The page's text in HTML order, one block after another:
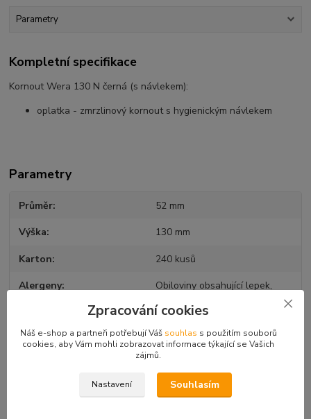
Parametry
Kompletní specifikace
Kornout Wera 130 N černá (s návlekem):
oplatka - zmrzlinový kornout s hygienickým návlekem
Parametry
Průměr 52 mm
Výška 130 mm
Karton 240 kusů
Alergeny
Obiloviny obsahující lepek,
Zboží zařazeno v kategoriích
Kornouty zmrzlinové
Zpracování cookies
Náš e-shop a partneři potřebují Váš souhlas s použitím souborů
cookies, aby Vám mohli zobrazovat informace týkající se Vašich
zájmů.
Nastavení Souhlasím